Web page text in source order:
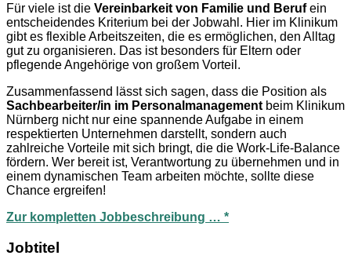
Für viele ist die Vereinbarkeit von Familie und Berufein
entscheidendes Kriterium bei der Jobwahl. Hier im Klinikum
gibt es flexible Arbeitszeiten, die es ermöglichen, den Alltag
gut zu organisieren. Das ist besonders für Eltern oder
pflegende Angehörige von großem Vorteil.
Zusammenfassend lässt sich sagen, dass die Position als
Sachbearbeiter/in im Personalmanagement beim Klinikum
Nürnberg nicht nur eine spannende Aufgabe in einem
respektierten Unternehmen darstellt, sondern auch
zahlreiche Vorteile mit sich bringt, die die Work-Life-Balance
fördern. Wer bereit ist, Verantwortung zu übernehmen und in
einem dynamischen Team arbeiten möchte, sollte diese
Chance ergreifen!
Zur kompletten Jobbeschreibung … *
Jobtitel